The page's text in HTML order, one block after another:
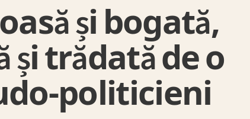
și bogată,
trădată de o
politicieni